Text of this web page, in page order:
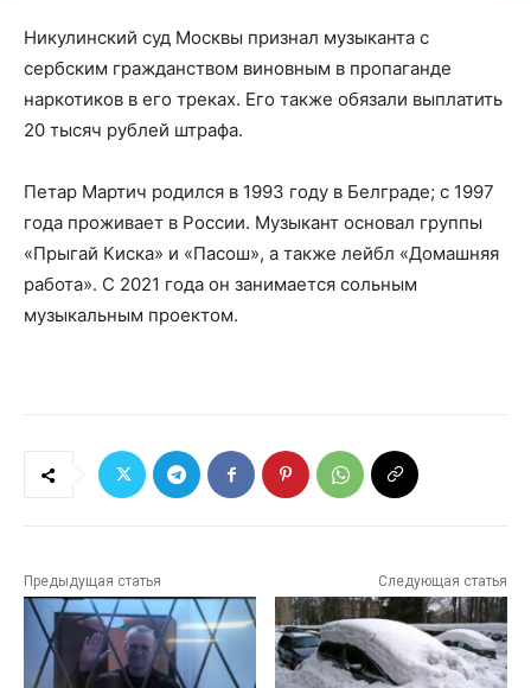
Никулинский суд Москвы признал музыканта с
сербским гражданством виновным в пропаганде
наркотиков в его треках. Его также обязали выплатить
20 тысяч рублей штрафа.
Петар Мартич родился в 1993 году в Белграде; с 1997
года проживает в России. Музыкант основал группы
«Прыгай Киска» и «Пасош», а также лейбл «Домашняя
работа». С 2021 года он занимается сольным
музыкальным проектом.
Предыдущая статья Следующая статья